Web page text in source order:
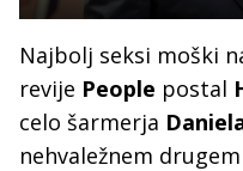
Najbolj seksi moški
revije People postal
celo šarmerja
nehvaležnem